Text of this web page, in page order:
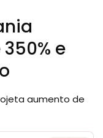
e
aumento de